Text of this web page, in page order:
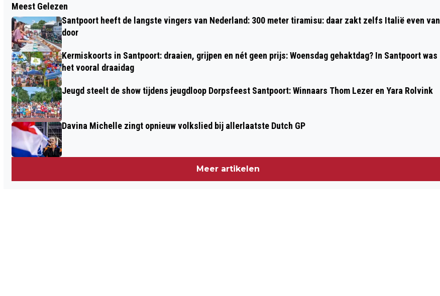
BRITS FESTIVAL ZANDVOORT...THE
AFTER BEATLES TREDEN VANAF 21.00
UUR OP ZATERDAG 8 JULI 2017
HAARLEM
Meest Gelezen
Santpoort heeft de langste vingers van Nederland: 300 meter tiramisu: daar zakt zelfs Italië even van
door
Kermiskoorts in Santpoort: draaien, grijpen en nét geen prijs: Woensdag gehaktdag? In Santpoort was
het vooral draaidag
Jeugd steelt de show tijdens jeugdloop Dorpsfeest Santpoort: Winnaars Thom Lezer en Yara Rolvink
Davina Michelle zingt opnieuw volkslied bij allerlaatste Dutch GP
Meer artikelen